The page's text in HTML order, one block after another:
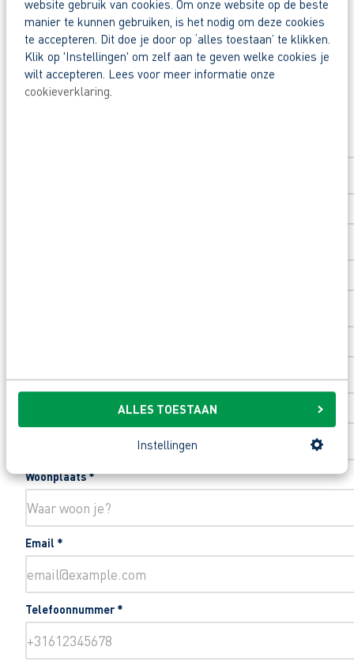
website gebruik van cookies. Om onze website op de beste
manier te kunnen gebruiken, is het nodig om deze cookies
te accepteren. Dit doe je door op ‘alles toestaan’ te klikken.
Klik op 'Instellingen' om zelf aan te geven welke cookies je
wilt accepteren. Lees voor meer informatie onze
cookieverklaring.
ALLES TOESTAAN
Instellingen
Waarom solliciteren via AB Vakwerk?
Snel naar een vast contract.
Beoordeeld door flexkrachten met een 9+.
Opleidingsvoucher van €1.000,00 voor een
Deel deze vacature:
Toevoeging huisnummer
Woonplaats*
Email *
Telefoonnummer *